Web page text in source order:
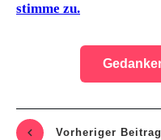
stimme zu.
Vorheriger Beitrag